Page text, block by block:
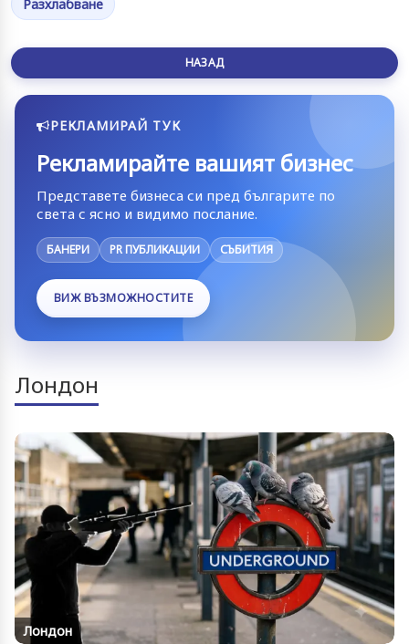
Разхлабване
НАЗАД
РЕКЛАМИРАЙ ТУК
Рекламирайте вашият бизнес
Представете бизнеса си пред българите по
света с ясно и видимо послание.
БАНЕРИ PR ПУБЛИКАЦИИ СЪБИТИЯ
ВИЖ ВЪЗМОЖНОСТИТЕ
Лондон
Лондон